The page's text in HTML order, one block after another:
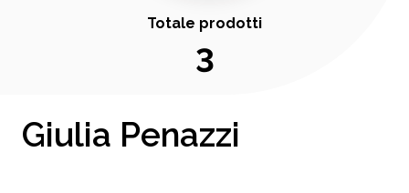
Totale prodotti
3
Giulia Penazzi